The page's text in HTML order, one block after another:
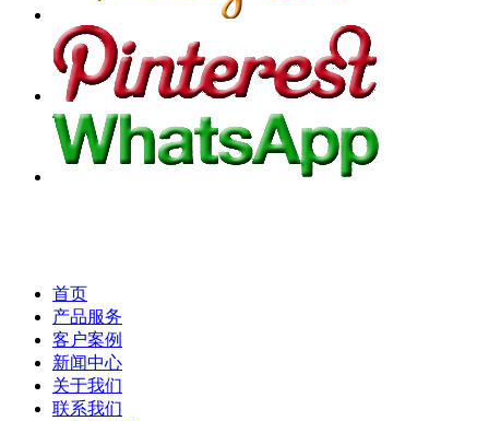
首页
产品服务
客户案例
新闻中心
关于我们
联系我们